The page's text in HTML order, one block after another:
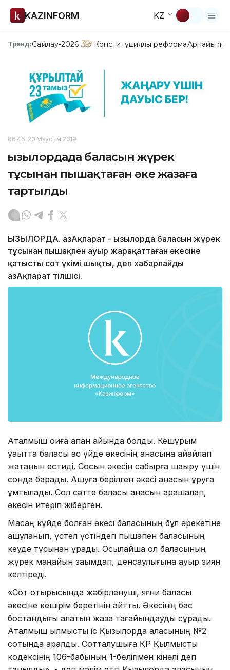
KAZINFORM KZ
Тренд:Сайлау-2026 Конституциялық реформаАрнайы
06:46, 20 Маусым 2019
Қызылордада баласын жүрек
тұсынан пышақтаған әке жазаға
тартылды
ҚЫЗЫЛОРДА. ҚазАқпарат - Қызылорда баласын жүрек
тұсынан пышақпен ауыр жарақаттаған әкесіне
қатысты сот үкімі шықты, деп хабарлайды
ҚазАқпарат тілшісі.
Аталмыш оқиға ақпан айында болды. Кешқұрым
уақытта баласы ас үйде әкесінің анасына айқайлап
жатқанын естиді. Сосын әкесін сабырға шақыру үшін
сонда барады. Ашуға берілген әкесі анасын ұруға
ұмтылады. Сол сәтте баласы анасын арашалап,
әкесін итеріп жіберген.
Масаң күйде болған әкесі баласының бұл әрекетіне
ашуланып, үстел үстіндегі пышақпен баласының
кеуде тұсынан ұрады. Осылайша ол баласының
жүрек маңайын зақымдап, денсаулығына ауыр зиян
келтіреді.
«Сот отырысында жәбірленуші, яғни баласы
әкесіне кешірім беретінін айтты. Әкесінің бас
бостандығы қалатын жаза тағайындауды сұрады.
Аталмыш қылмыстық іс Қызылорда қаласының №2
сотында қаралды. Сотталушыға ҚР Қылмыстық
кодексінің 106-бабының 1-бөлігімен кінәлі деп